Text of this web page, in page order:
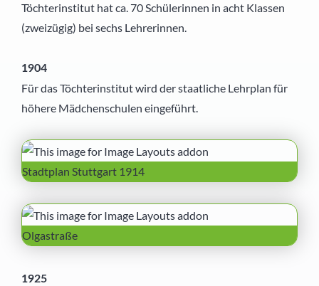
Töchterinstitut hat ca. 70 Schülerinnen in acht Klassen
(zweizügig) bei sechs Lehrerinnen.
1904
Für das Töchterinstitut wird der staatliche Lehrplan für
höhere Mädchenschulen eingeführt.
Stadtplan Stuttgart 1914
Olgastraße
1925